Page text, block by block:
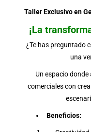
Taller Exclusivo en
¡La
¿Te has preguntado
una
Un espacio
comerciales con
Beneficios: